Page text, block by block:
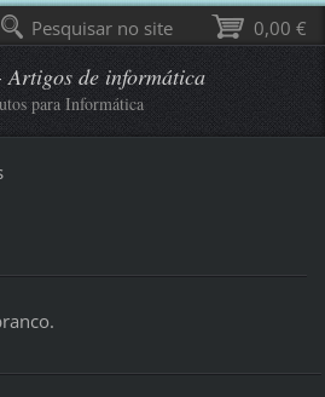
de informática
para Informática
0,00 €
Pesquisar no site